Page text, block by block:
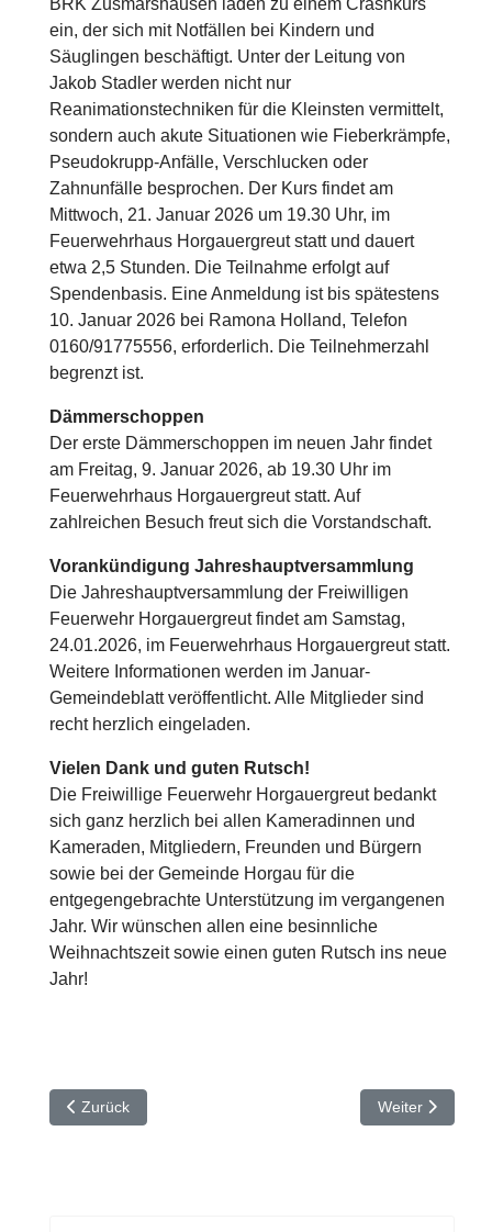
ein, der sich mit Notfällen bei Kindern und
Säuglingen beschäftigt. Unter der Leitung von
Jakob Stadler werden nicht nur
Reanimationstechniken für die Kleinsten vermittelt,
sondern auch akute Situationen wie Fieberkrämpfe,
Pseudokrupp-Anfälle, Verschlucken oder
Zahnunfälle besprochen. Der Kurs findet am
Mittwoch, 21. Januar 2026 um 19.30 Uhr, im
Feuerwehrhaus Horgauergreut statt und dauert
etwa 2,5 Stunden. Die Teilnahme erfolgt auf
Spendenbasis. Eine Anmeldung ist bis spätestens
10. Januar 2026 bei Ramona Holland, Telefon
0160/91775556, erforderlich. Die Teilnehmerzahl
begrenzt ist.
Dämmerschoppen
Der erste Dämmerschoppen im neuen Jahr findet
am Freitag, 9. Januar 2026, ab 19.30 Uhr im
Feuerwehrhaus Horgauergreut statt. Auf
zahlreichen Besuch freut sich die Vorstandschaft.
Vorankündigung Jahreshauptversammlung
Die Jahreshauptversammlung der Freiwilligen
Feuerwehr Horgauergreut findet am Samstag,
24.01.2026, im Feuerwehrhaus Horgauergreut statt.
Weitere Informationen werden im Januar-
Gemeindeblatt veröffentlicht. Alle Mitglieder sind
recht herzlich eingeladen.
Vielen Dank und guten Rutsch!
Die Freiwillige Feuerwehr Horgauergreut bedankt
sich ganz herzlich bei allen Kameradinnen und
Kameraden, Mitgliedern, Freunden und Bürgern
sowie bei der Gemeinde Horgau für die
entgegengebrachte Unterstützung im vergangenen
Jahr. Wir wünschen allen eine besinnliche
Weihnachtszeit sowie einen guten Rutsch ins neue
Jahr!
Vorheriger Beitrag: Jahreshauptversammlung 2026
Zurück Nächster
Weiter